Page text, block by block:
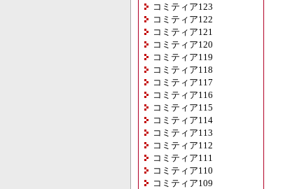
コミティア123
コミティア122
コミティア121
コミティア120
コミティア119
コミティア118
コミティア117
コミティア116
コミティア115
コミティア114
コミティア113
コミティア112
コミティア111
コミティア110
コミティア109